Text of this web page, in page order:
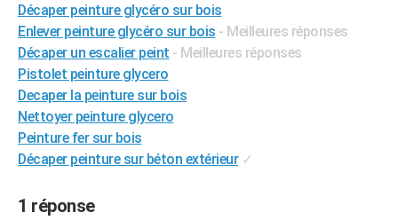
Destinations
City break
Voyage nature
Voyage de noces
Forum
Climat
+PHOTO
GUIDES D'ACHAT
BONS PLANS
CARTE DE VOEUX
Dictionnaire
Biographies
Citations
Expressions
Proverbes
PROGRAMME TV
Décaper peinture glycéro sur bois
Enlever peinture glycéro sur bois - Meilleures réponses
Décaper un escalier peint - Meilleures réponses
Pistolet peinture glycero
Decaper la peinture sur bois
Nettoyer peinture glycero
Peinture fer sur bois
Décaper peinture sur béton extérieur ✓
1 réponse